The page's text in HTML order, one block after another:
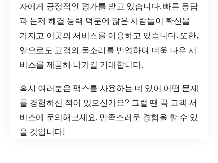
자에게 긍정적인 평가를 받고 있습니다. 빠른 응답
과 문제 해결 능력 덕분에 많은 사람들이 확신을
가지고 이곳의 서비스를 이용하고 있습니다. 또한,
앞으로도 고객의 목소리를 반영하여 더욱 나은 서
비스를 제공해 나가길 기대합니다.
혹시 여러분은 팩스를 사용하는 데 있어 어떤 문제
를 경험하신 적이 있으신가요? 그럴 땐 꼭 고객 서
비스에 문의해보세요. 만족스러운 경험을 할 수 있
을 것입니다!